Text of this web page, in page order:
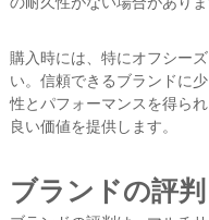
購入時には、特にオフシー
い。信頼できるブランドに
性とパフォーマンスを得ら
良い価値を提供します。
ブランドの評